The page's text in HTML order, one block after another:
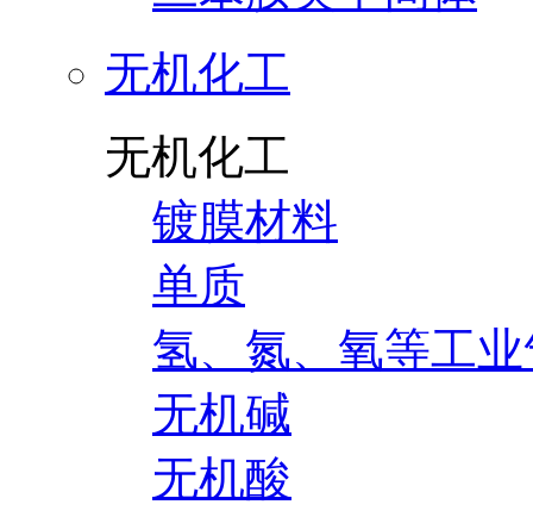
无机化工
无机化工
镀膜材料
单质
氢、氮、氧等工
无机碱
无机酸